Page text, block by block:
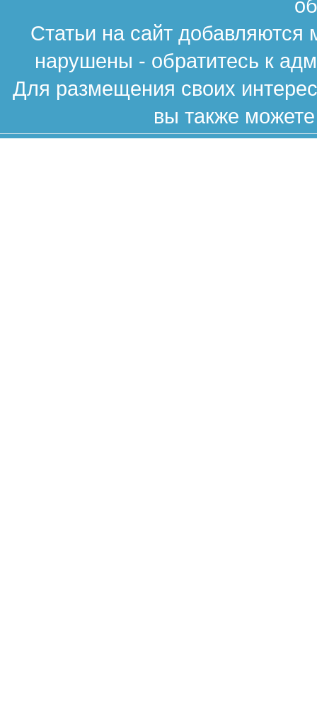
Статьи на сайт
нарушены - обратитесь к
Для размещения своих
вы также